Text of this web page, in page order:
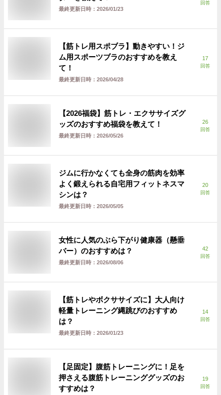
最終更新日時： 2026/01/23
回答
【筋トレ用スポブラ】動きやすい！ジ
ム用スポーツブラのおすすめを教え
て！
最終更新日時： 2026/04/28
17
回答
【2026福袋】筋トレ・エクササイズグ
ッズのおすすめ福袋を教えて！
最終更新日時： 2026/05/26
26
回答
ジムに行かなくても全身の筋肉を効率
よく鍛えられる自宅用フィットネスマ
シンは？
最終更新日時： 2026/05/05
20
回答
女性に人気のぶら下がり健康器（懸垂
バー）のおすすめは？
最終更新日時： 2026/08/06
42
回答
【筋トレやボクササイズに】大人向け
軽量トレーニング縄跳びのおすすめ
は？
最終更新日時： 2026/01/23
14
回答
【足固定】腹筋トレーニングに！足を
押さえる腹筋トレーニンググッズのお
すすめは？
19
回答